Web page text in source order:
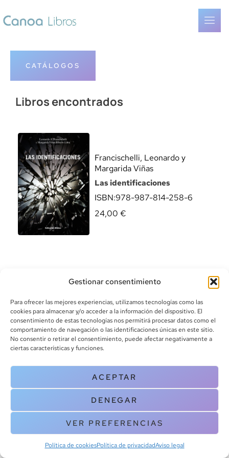
Gestionar consentimiento
Para ofrecer las mejores experiencias, utilizamos tecnologías como las
cookies para almacenar y/o acceder a la información del dispositivo. El
consentimiento de estas tecnologías nos permitirá procesar datos como el
comportamiento de navegación o las identificaciones únicas en este sitio.
No consentir o retirar el consentimiento, puede afectar negativamente a
ciertas características y funciones.
ACEPTAR
DENEGAR
VER PREFERENCIAS
Política de cookiesPolítica de privacidadAviso legal
CATÁLOGOS
Libros encontrados
Francischelli, Leonardo y
Margarida Viñas
Las identificaciones
ISBN:978-987-814-258-6
24,00 €
info@canoalibros.com
pedidos@canoalibros.com
+34 934 242 391
CONTACTO
Copyright © 2025 Canoa Libros. All Rights Reserved |
cookies
| Aviso legal